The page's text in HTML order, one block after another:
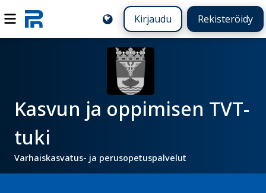
Kirjaudu Rekisteröidy
Kasvun ja oppimisen TVT-
tuki
Varhaiskasvatus- ja perusopetuspalvelut